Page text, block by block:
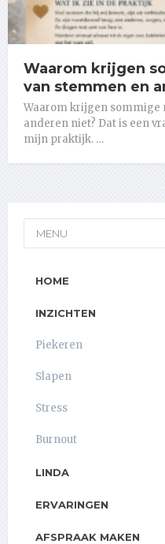
Waarom krijgen
van stemmen en
Waarom krijgen sommige
anderen niet? Dat is een
mijn praktijk. …
MENU
HOME
INZICHTEN
Piekeren
Slapen
Stress
Burnout
LINDA
ERVARINGEN
AFSPRAAK MAKEN